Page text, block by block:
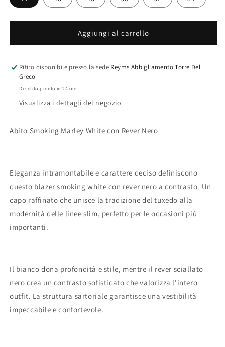
Aggiungi al carrello
Ritiro disponibile presso la sede Reyms Abbigliamento Torre Del
Greco
Di solito pronto in 24 ore
Visualizza i dettagli del negozio
Abito Smoking Marley White con Rever Nero
Eleganza intramontabile e carattere deciso definiscono
questo blazer smoking white con rever nero a contrasto. Un
capo raffinato che unisce la tradizione del tuxedo alla
modernità delle linee slim, perfetto per le occasioni più
importanti.
Il bianco dona profondità e stile, mentre il rever sciallato
nero crea un contrasto sofisticato che valorizza l’intero
outfit. La struttura sartoriale garantisce una vestibilità
impeccabile e confortevole.